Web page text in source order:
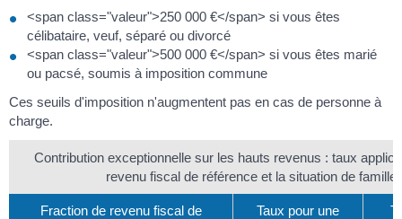
<span class="valeur">250 000 €</span> si vous êtes
célibataire, veuf, séparé ou divorcé
<span class="valeur">500 000 €</span> si vous êtes marié
ou pacsé, soumis à imposition commune
Ces seuils d'imposition n'augmentent pas en cas de personne à
charge.
Contribution exceptionnelle sur les hauts revenus : taux
revenu fiscal de référence et la situation de famille
Fraction de revenu fiscal de
Taux pour une